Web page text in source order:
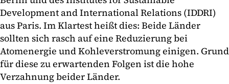
Development and International Relations (IDDRI)
aus Paris. Im Klartest heißt dies: Beide Länder
sollten sich rasch auf eine Reduzierung bei
Atomenergie und Kohleverstromung einigen. Grund
für diese zu erwartenden Folgen ist die hohe
Verzahnung beider Länder.